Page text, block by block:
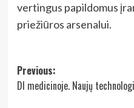
vertingus papildomus
priežiūros arsenalui.
Post
navigation
Previous:
DI medicinoje. Naujų